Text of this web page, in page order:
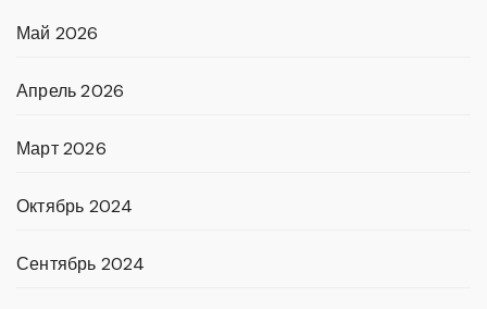
Май 2026
Апрель 2026
Март 2026
Октябрь 2024
Сентябрь 2024